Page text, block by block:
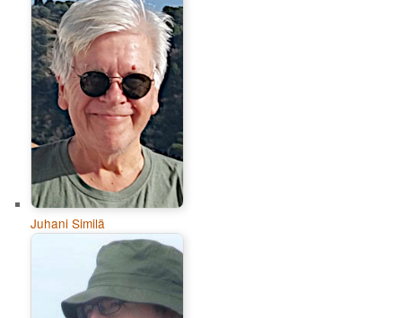
Juhani Similä